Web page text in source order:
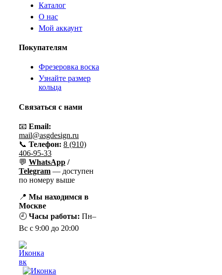
Каталог
О нас
Мой аккаунт
Покупателям
Фрезеровка воска
Узнайте размер
кольца
Связаться с нами
📧 Email:
mail@asgdesign.ru
📞 Телефон: 8 (910)
406-95-33
💬 WhatsApp /
Telegram — доступен
по номеру выше
📍 Мы находимся в
Москве
🕘 Часы работы: Пн–
Вс с 9:00 до 20:00